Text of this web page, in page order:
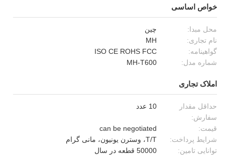
خواص اساسی
محل مبدا:
چین
نام تجاری:
MH
گواهینامه:
ISO CE ROHS FCC
شماره مدل:
MH-T600
املاک تجاری
حداقل مقدار
سفارش:
10 عدد
قیمت:
can be negotiated
شرایط پرداخت:
T/T، وسترن یونیون، مانی گرام
توانایی تامین:
50000 قطعه در سال